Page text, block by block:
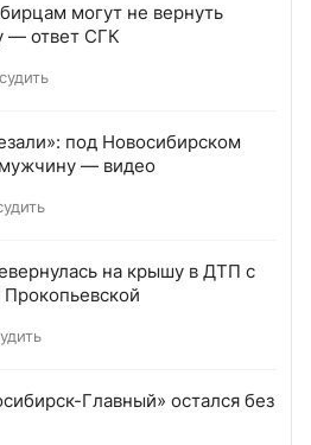
могут не вернуть
— ответ СГК
под Новосибирском
— видео
на крышу в ДТП с
Прокопьевской
Главный» остался без